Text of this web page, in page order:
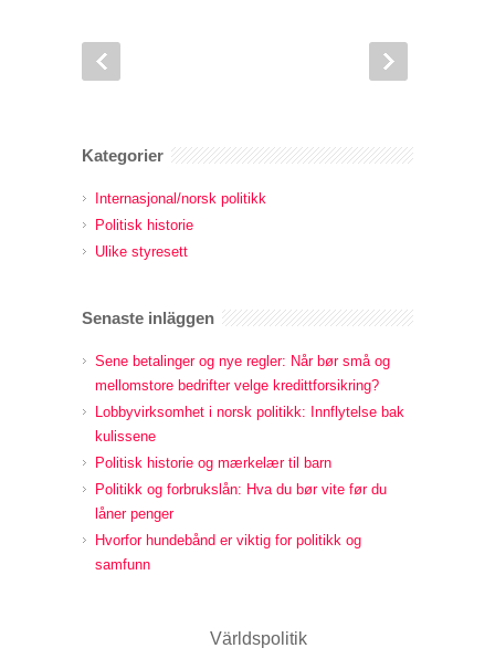
Kategorier
Internasjonal/norsk politikk
Politisk historie
Ulike styresett
Senaste inläggen
Sene betalinger og nye regler: Når bør små og
mellomstore bedrifter velge kredittforsikring?
Lobbyvirksomhet i norsk politikk: Innflytelse bak
kulissene
Politisk historie og mærkelær til barn
Politikk og forbrukslån: Hva du bør vite før du
låner penger
Hvorfor hundebånd er viktig for politikk og
samfunn
Världspolitik